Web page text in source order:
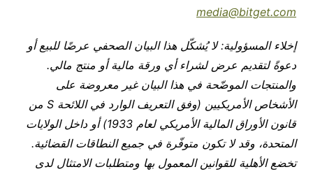
media@bitget.com
إخلاء المسؤولية:لا يُشكّل هذا البيان الصحفي عرضًا للبيع أو
دعوةً لتقديم عرض لشراء أي ورقة مالية أو منتج مالي.
والمنتجات الموضّحة في هذا البيان غير معروضة على
الأشخاص الأمريكيين (وفق التعريف الوارد في اللائحة S من
قانون الأوراق المالية الأمريكي لعام 1933) أو داخل الولايات
المتحدة، وقد لا تكون متوفّرة في جميع النطاقات القضائية.
تخضع الأهلية للقوانين المعمول بها ومتطلبات الامتثال لدى